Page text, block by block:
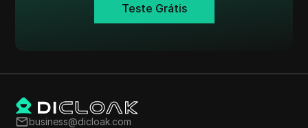
Zalando
Teste Grátis
business@dicloak.com